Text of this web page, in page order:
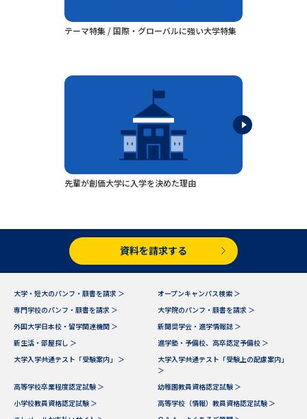
大学検索
国際・グローバルに強い大学特
集
奨学金・特待生制度特集
デジタルパンフレット 進路の３択
SELFBRAND特集ページ
オープンキャンパスなどを調べる
オープンキャンパス検索 実施プログラムから探す
来場型・Web型イベント特集 夢ナビライブ
テーマ特集 / 国際・グローバルに強い大学特集
先輩が創価大学に入学を決めた理由
資料を請求する
大学・短大のパンフ・願書を請求 ＞
オープンキャンパス検索 ＞
専門学校のパンフ・願書を請求 ＞
大学院のパンフ・願書を請求 ＞
外国大学日本校・留学関連機関 ＞
新聞奨学会・進学情報誌 ＞
新生活・部屋探し ＞
進学塾・予備校、高卒認定予備校 ＞
大学入学共通テスト「受験案内」 ＞
大学入学共通テスト「受験上の配慮案内」
＞
高等学校卒業程度認定試験 ＞
幼稚園教員資格認定試験 ＞
小学校教員資格認定試験 ＞
高等学校（情報）教員資格認定試験 ＞